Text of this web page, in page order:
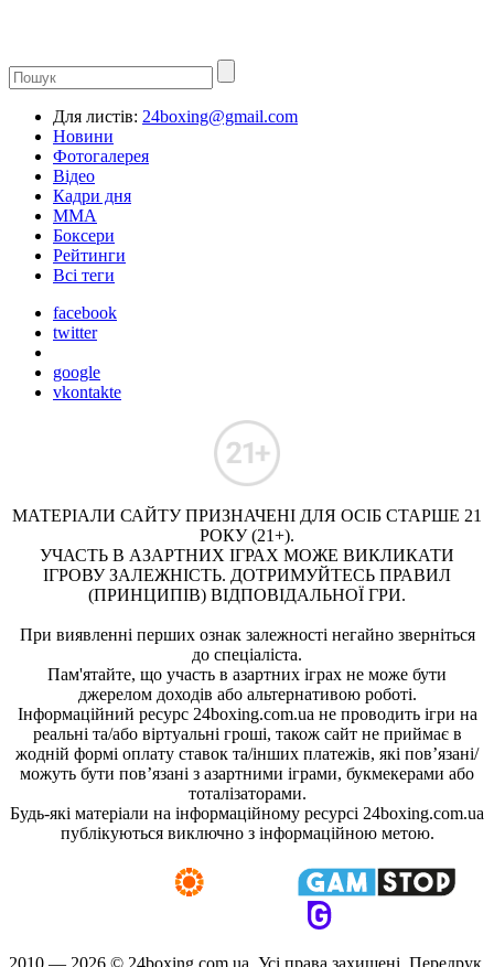
Для листів: 24boxing@gmail.com
Новини
Фотогалерея
Відео
Кадри дня
ММА
Боксери
Рейтинги
Всі теги
facebook
twitter
google
vkontakte
МАТЕРІАЛИ САЙТУ ПРИЗНАЧЕНІ ДЛЯ ОСІБ СТАРШЕ 21
РОКУ (21+).
УЧАСТЬ В АЗАРТНИХ ІГРАХ МОЖЕ ВИКЛИКАТИ
ІГРОВУ ЗАЛЕЖНІСТЬ. ДОТРИМУЙТЕСЬ ПРАВИЛ
(ПРИНЦИПІВ) ВІДПОВІДАЛЬНОЇ ГРИ.
При виявленні перших ознак залежності негайно зверніться
до спеціаліста.
Пам'ятайте, що участь в азартних іграх не може бути
джерелом доходів або альтернативою роботі.
Інформаційний ресурс 24boxing.com.ua не проводить ігри на
реальні та/або віртуальні гроші, також сайт не приймає в
жодній формі оплату ставок та/інших платежів, які пов’язані/
можуть бути пов’язані з азартними іграми, букмекерами або
тоталізаторами.
Будь-які матеріали на інформаційному ресурсі 24boxing.com.ua
публікуються виключно з інформаційною метою.
2010 — 2026 © 24boxing.com.ua. Усi права захищенi. Передрук